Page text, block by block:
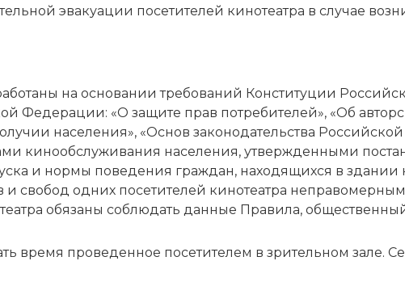
эвакуации посетителей кинотеатра в случае
на основании требований Конституции
Федерации: «О защите прав потребителей», «Об
населения», «Основ законодательства
кинообслуживания населения, утвержденными
и нормы поведения граждан, находящихся в здании
свобод одних посетителей кинотеатра
обязаны соблюдать данные Правила,
время проведенное посетителем в зрительном зале.